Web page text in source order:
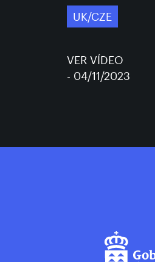
UK/CZE
VER VÍDEO
- 04/11/2023